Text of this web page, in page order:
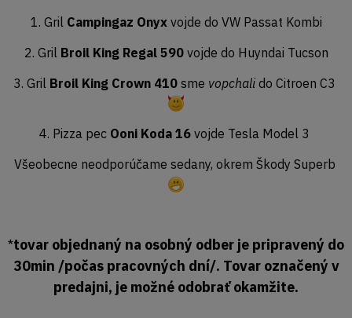
1. Gril Campingaz Onyx vojde do VW Passat Kombi
2. Gril Broil King Regal 590vojde do Huyndai Tucson
3. Gril Broil King Crown 410 sme vopchali do Citroen C3
4. Pizza pec Ooni Koda 16 vojde Tesla Model 3
Všeobecne neodporúčame sedany, okrem Škody Superb
*tovar objednaný na osobný odber je pripravený do
30min /počas pracovných dní/. Tovar označený v
predajni, je možné odobrať okamžite.